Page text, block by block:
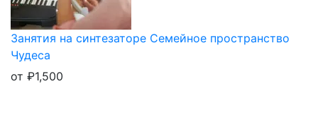
Занятия на синтезаторе Семейное пространство
Чудеса
от ₽1,500